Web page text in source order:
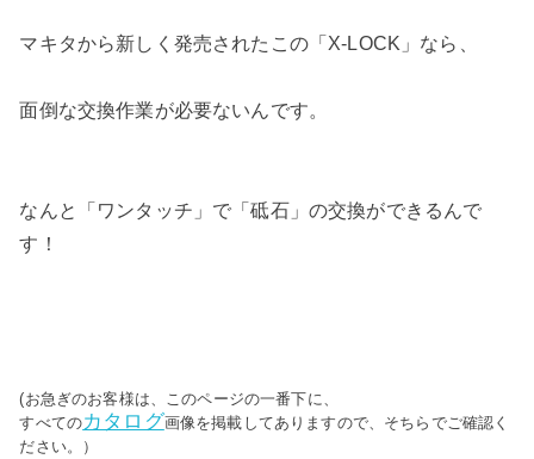
マキタから新しく発売されたこの「X-LOCK」なら、
面倒な交換作業が必要ないんです。
なんと「ワンタッチ」で「砥石」の交換ができるんで
す！
(お急ぎのお客様は、このページの一番下に、
すべてのカタログ画像を掲載してありますので、そちらでご確認く
ださい。）